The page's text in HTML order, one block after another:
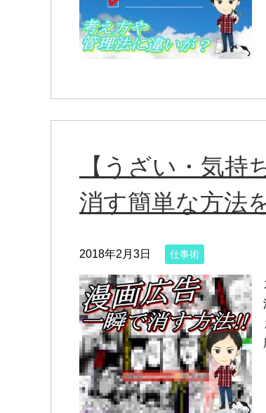
【うざい・気持
消す簡単な方法
2018年2月3日 仕事術